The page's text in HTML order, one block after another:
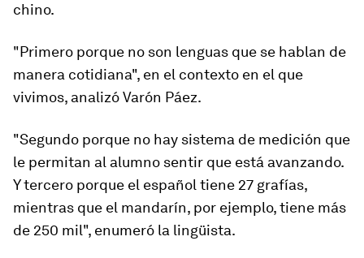
chino.
"Primero porque no son lenguas que se hablan de
manera cotidiana", en el contexto en el que
vivimos, analizó Varón Páez.
"Segundo porque no hay sistema de medición que
le permitan al alumno sentir que está avanzando.
Y tercero porque el español tiene 27 grafías,
mientras que el mandarín, por ejemplo, tiene más
de 250 mil", enumeró la lingüista.